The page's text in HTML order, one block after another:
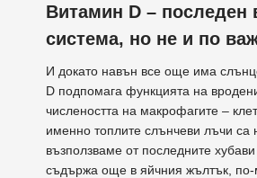
Витамин D – последен
система, но не и по
И докато навън все още има
D подпомага функцията на
числеността на макрофагите –
именно топлите слънчеви лъчи са
възползваме от последните
съдържа още в яйчния жълтък, по-